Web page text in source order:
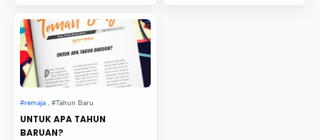
UNTUK APA TAHUN
BARUAN?